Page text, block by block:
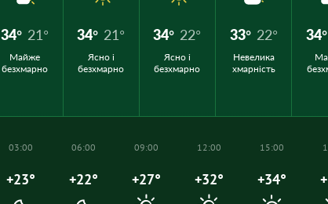
34° 21°
Майже
безхмарно
34° 21°
Ясно і
безхмарно
34° 22°
Ясно і
безхмарно
33° 22°
Невелика
хмарність
34°
03:00
+23°
06:00
+22°
09:00
+27°
12:00
+32°
15:00
+34°